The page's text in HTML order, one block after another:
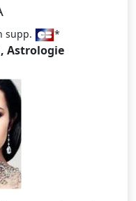
supp. *
Astrologie